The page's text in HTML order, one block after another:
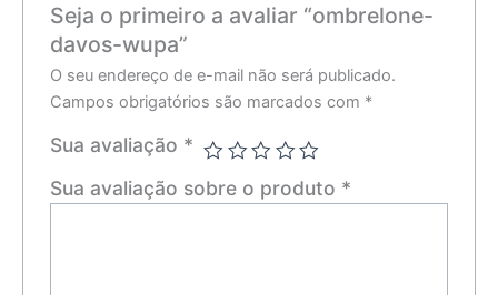
Seja o primeiro a avaliar “ombrelone-
davos-wupa”
O seu endereço de e-mail não será publicado.
Campos obrigatórios são marcados com *
Sua avaliação *
Sua avaliação sobre o produto *